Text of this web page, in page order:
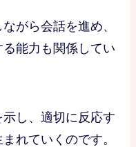
がら会話を進め、
能力も関係してい
し、適切に反応す
れていくのです。